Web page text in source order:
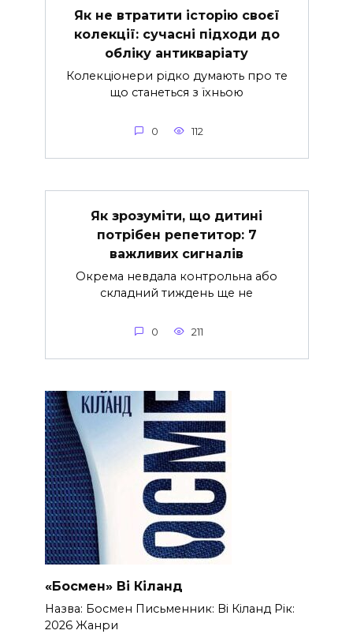
Як не втратити історію своєї
колекції: сучасні підходи до
обліку антикваріату
Колекціонери рідко думають про те
що станеться з їхньою
0 112
Як зрозуміти, що дитині
потрібен репетитор: 7
важливих сигналів
Окрема невдала контрольна або
складний тиждень ще не
0 211
«Босмен» Ві Кіланд
Назва: Босмен Письменник: Ві Кіланд Рік:
2026 Жанри